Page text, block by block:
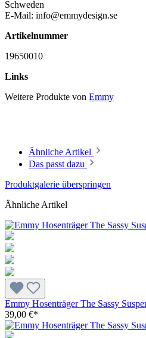
Schweden
E-Mail: info@emmydesign.se
Artikelnummer
19650010
Links
Weitere Produkte von Emmy
Ähnliche Artikel
Das passt dazu
Produktgalerie überspringen
Ähnliche Artikel
Emmy Hosenträger The Sassy
39,00 €*